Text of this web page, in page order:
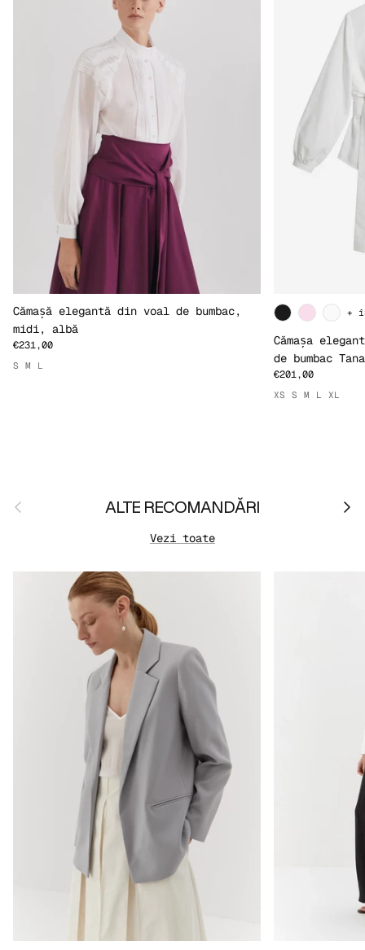
Cămașă elegantă din voal de bumbac,
midi, albă
€231,00
S M L
Cămașa
de bumbac
€201,00
XS S M L XL
+
Anterior ALTE RECOMANDĂRI
Vezi toate